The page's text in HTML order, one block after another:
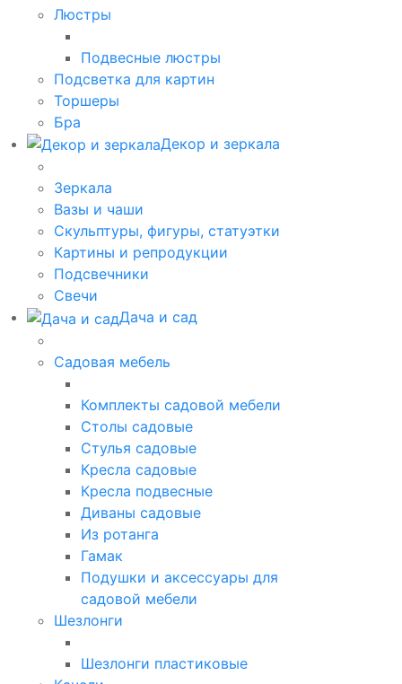
Люстры
Подвесные люстры
Подсветка для картин
Торшеры
Бра
Декор и зеркала
Зеркала
Вазы и чаши
Скульптуры, фигуры, статуэтки
Картины и репродукции
Подсвечники
Свечи
Дача и сад
Садовая мебель
Комплекты садовой мебели
Столы садовые
Стулья садовые
Кресла садовые
Кресла подвесные
Диваны садовые
Из ротанга
Гамак
Подушки и аксессуары для
садовой мебели
Шезлонги
Шезлонги пластиковые